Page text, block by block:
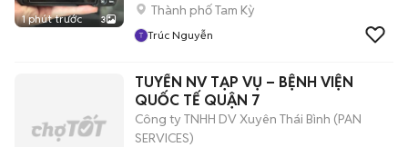
1 phút trước 3
Thành phố Tam Kỳ
Trúc Nguyễn
TUYỂN NV TẠP VỤ – BỆNH VIỆN
QUỐC TẾ QUẬN 7
Công ty TNHH DV Xuyên Thái Bình (PAN
SERVICES)